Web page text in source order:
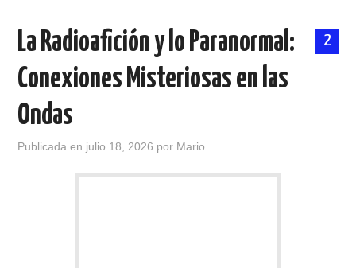
2
La Radioafición y lo Paranormal:
Conexiones Misteriosas en las
Ondas
Publicada en julio 18, 2026 por Mario